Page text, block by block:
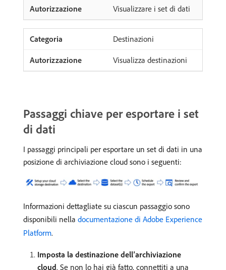
Visualizzare i set di dati
Destinazioni
Visualizza destinazioni
Passaggi chiave per esportare i set
di dati
I passaggi principali per esportare un set di dati in una
posizione di archiviazione cloud sono i seguenti:
Informazioni dettagliate su ciascun passaggio sono
disponibili nella documentazione di Adobe Experience
Platform.
Imposta la destinazione dell’archiviazione
cloud. Se non lo hai già fatto, connettiti a una